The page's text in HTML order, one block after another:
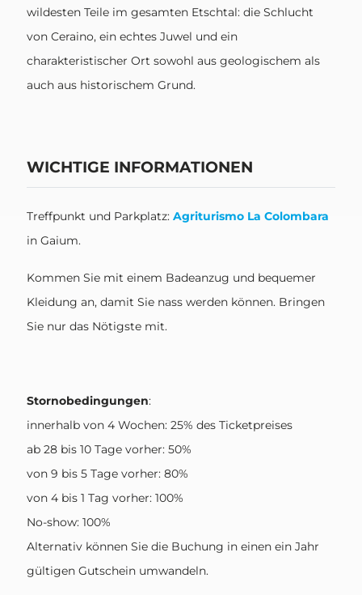
wildesten Teile im gesamten Etschtal: die Schlucht
von Ceraino, ein echtes Juwel und ein
charakteristischer Ort sowohl aus geologischem als
auch aus historischem Grund.
WICHTIGE INFORMATIONEN
Treffpunkt und Parkplatz: Agriturismo La Colombara
in Gaium.
Kommen Sie mit einem Badeanzug und bequemer
Kleidung an, damit Sie nass werden können. Bringen
Sie nur das Nötigste mit.
Stornobedingungen:
innerhalb von 4 Wochen: 25% des Ticketpreises
ab 28 bis 10 Tage vorher: 50%
von 9 bis 5 Tage vorher: 80%
von 4 bis 1 Tag vorher: 100%
No-show: 100%
Alternativ können Sie die Buchung in einen ein Jahr
gültigen Gutschein umwandeln.